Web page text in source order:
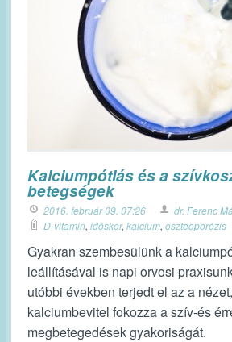
Kalciumpótlás és a
betegségek
2016. február 09. 07:26 dr. Ferenc
D-vitamin, időskor, kalcium, oszteoporózis
Gyakran szembesülünk a
leállításával is napi orvosi
utóbbi években terjedt el az a
kalciumbevitel fokozza a szív-és
megbetegedések gyakoriságát.